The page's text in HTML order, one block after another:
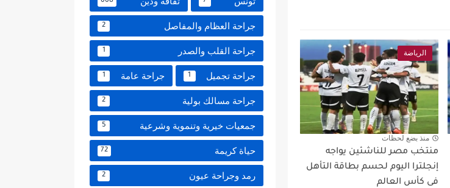
الرياضة
منذ بضع لحظات
منتخب مصر للناشئين يواجه
إنجلترا اليوم لحسم بطاقة التأهل
فى كأس العالم
جراحة العظام والمفاصل 2
جراحة القلب والصدر 1
جراحة تجميل 1 جراحة عامة 1
جراحة مسالك بولية 2
جمعيات خيرية وتنموية وشرعية 5
حياة كريمة 72
رمد وجراحة عيون 2